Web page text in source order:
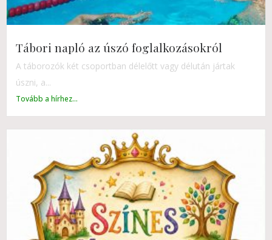
Tábori napló az úszó foglalkozásokról
A táborozók két csoportban délelőtt vagy délután jártak
úszni, a...
Tovább a hírhez...